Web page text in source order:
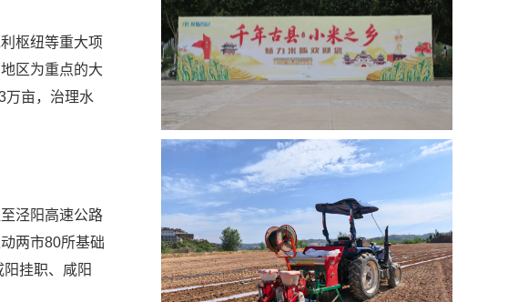
枢纽等重大项
区为重点的大
万亩，治理水
泾阳高速公路
两市80所基础
挂职、咸阳